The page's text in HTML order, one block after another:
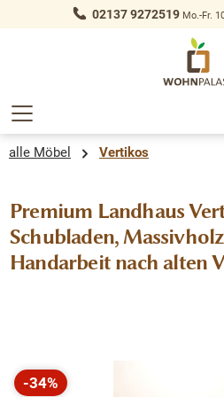
springen 02137 9272519Mo.-Fr.
alle Möbel Vertikos
Premium Landhaus
Schubladen,
Handarbeit nach alten
Bildergalerie überspringen
-34%